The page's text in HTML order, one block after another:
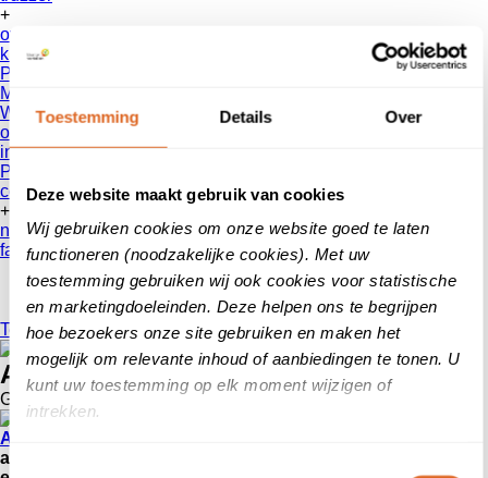
Toestemming Details Over
Deze website maakt gebruik van cookies
Wij gebruiken cookies om onze website goed te laten
functioneren (noodzakelijke cookies). Met uw
toestemming gebruiken wij ook cookies voor statistische
en marketingdoeleinden. Deze helpen ons te begrijpen
hoe bezoekers onze site gebruiken en maken het
mogelijk om relevante inhoud of aanbiedingen te tonen. U
kunt uw toestemming op elk moment wijzigen of
intrekken.
Toestemmingsselectie
+
over ons
klanten
Patientenvertellen
Mobiliteit
Werken bij
onze reviews
informatie voor consumenten
Privacy Beleid
contact
+
nieuws
faq
Terug
Advocaatscore – Review awards 2020
Geplaatst op 23 december 2020
Advocaatscore
advocatenkantoor kun je hiermee zelf reviews verzamelen